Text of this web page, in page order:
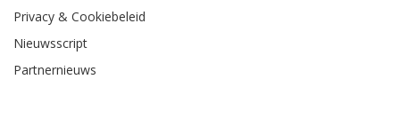
Privacy & Cookiebeleid
Nieuwsscript
Partnernieuws